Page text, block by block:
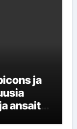
ja
ansaita